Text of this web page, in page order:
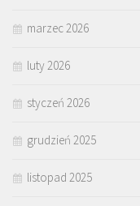
marzec 2026
luty 2026
styczeń 2026
grudzień 2025
listopad 2025